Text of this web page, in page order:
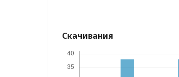
Скачивания